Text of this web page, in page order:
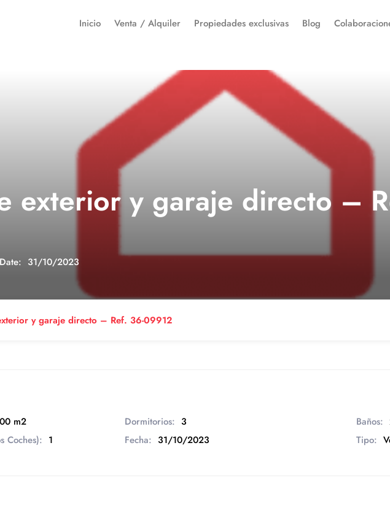
Inicio Venta / Alquiler Propiedades exclusivas Blog
exterior y garaje directo –
Date: 31/10/2023
y garaje directo – Ref. 36-09912
m2 Dormitorios: 3 Baños:
Coches): 1 Fecha: 31/10/2023 Tipo: